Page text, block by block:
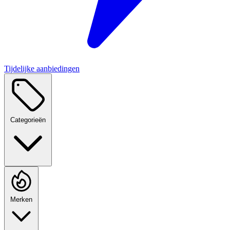
Tijdelijke aanbiedingen
Categorieën
Merken